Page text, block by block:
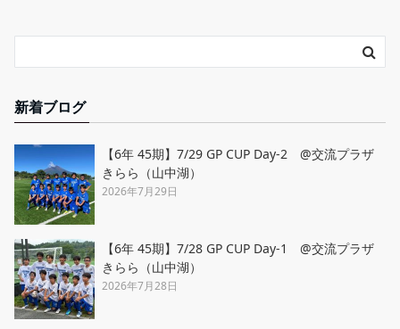
新着ブログ
【6年 45期】7/29 GP CUP Day-2 @交流プラザ
きらら（山中湖）
2026年7月29日
【6年 45期】7/28 GP CUP Day-1 @交流プラザ
きらら（山中湖）
2026年7月28日